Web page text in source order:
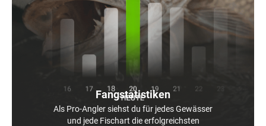
Fangstatistiken
Als Pro-Angler siehst du für jedes Gewässer
und jede Fischart die erfolgreichsten